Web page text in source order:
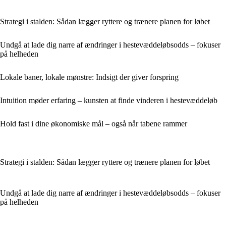
Strategi i stalden: Sådan lægger ryttere og trænere planen for løbet
Undgå at lade dig narre af ændringer i hestevæddeløbsodds – fokuser
på helheden
Lokale baner, lokale mønstre: Indsigt der giver forspring
Intuition møder erfaring – kunsten at finde vinderen i hestevæddeløb
Hold fast i dine økonomiske mål – også når tabene rammer
Strategi i stalden: Sådan lægger ryttere og trænere planen for løbet
Undgå at lade dig narre af ændringer i hestevæddeløbsodds – fokuser
på helheden